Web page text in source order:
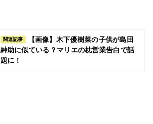
関連記事
【画像】木下優樹菜の子供が島田
紳助に似ている？マリエの枕営業告白で話
題に！